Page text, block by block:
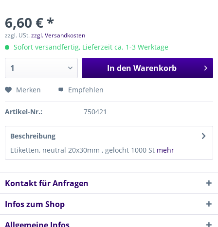
6,60 € *
zzgl. USt.zzgl. Versandkosten
Sofort versandfertig, Lieferzeit ca. 1-3 Werktage
In den Warenkorb
Merken Empfehlen
Artikel-Nr.: 750421
Beschreibung
Etiketten, neutral 20x30mm , gelocht 1000 St mehr
Kontakt für Anfragen
Infos zum Shop